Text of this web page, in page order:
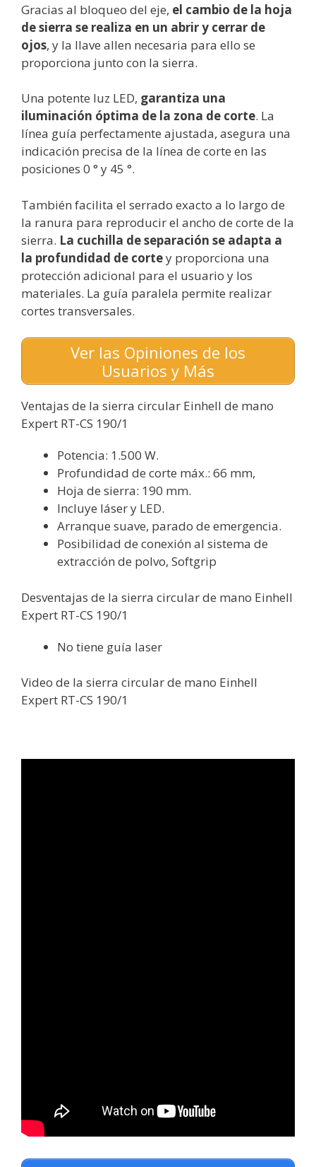
Gracias al bloqueo del eje, el cambio de la hoja
de sierra se realiza en un abrir y cerrar de
ojos, y la llave allen necesaria para ello se
proporciona junto con la sierra.
Una potente luz LED, garantiza una
iluminación óptima de la zona de corte. La
línea guía perfectamente ajustada, asegura una
indicación precisa de la línea de corte en las
posiciones 0 ° y 45 °.
También facilita el serrado exacto a lo largo de
la ranura para reproducir el ancho de corte de la
sierra. La cuchilla de separación se adapta a
la profundidad de cortey proporciona una
protección adicional para el usuario y los
materiales. La guía paralela permite realizar
cortes transversales.
Ver las Opiniones de los
Usuarios y Más
Ventajas de la sierra circular Einhell de mano
Expert RT-CS 190/1
Potencia: 1.500 W.
Profundidad de corte máx.: 66 mm,
Hoja de sierra: 190 mm.
Incluye láser y LED.
Arranque suave, parado de emergencia.
Posibilidad de conexión al sistema de
extracción de polvo, Softgrip
Desventajas de la sierra circular de mano Einhell
Expert RT-CS 190/1
No tiene guía laser
Video de la sierra circular de mano Einhell
Expert RT-CS 190/1